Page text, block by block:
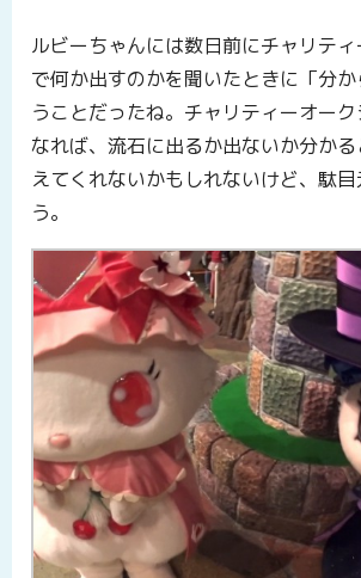
ルビーちゃんには数日前にチャリテ
で何か出すのかを聞いたときに「分
うことだったね。チャリティーオー
なれば、流石に出るか出ないか分か
えてくれないかもしれないけど、駄
う。